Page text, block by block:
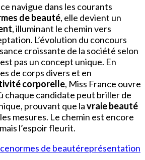
navigue dans les courants
de beauté, elle devient un
, illuminant le chemin vers
L’évolution du concours
croissante de la société selon
pas un concept unique. En
de corps divers et en
corporelle, Miss France ouvre
chaque candidate peut briller de
prouvant que lavraie beauté
mesures. Le chemin est encore
l’espoir fleurit.
normes de beautéreprésentation